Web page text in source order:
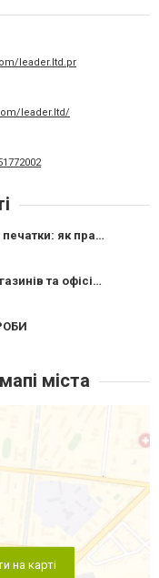
leader.ltd.pr
leader.ltd/
Які бувають штампи та печатки: як правильно вибрати в Чернівцях
Оформлення вітрин магазинів та офісів у Чернівцях
міста
на карті